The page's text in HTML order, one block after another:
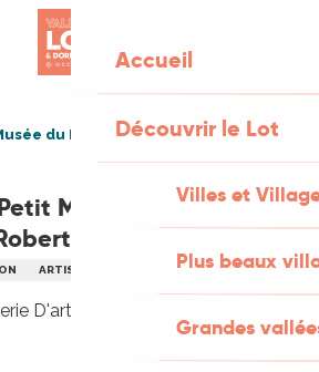
Accueil
Découvrir le Lot
Villes et
Plus beaux
Grandes
du Fer à Lherm: David Robert
Musée du Fer à
ARTISANAT
D'art, Mairie de Lherm, 46150